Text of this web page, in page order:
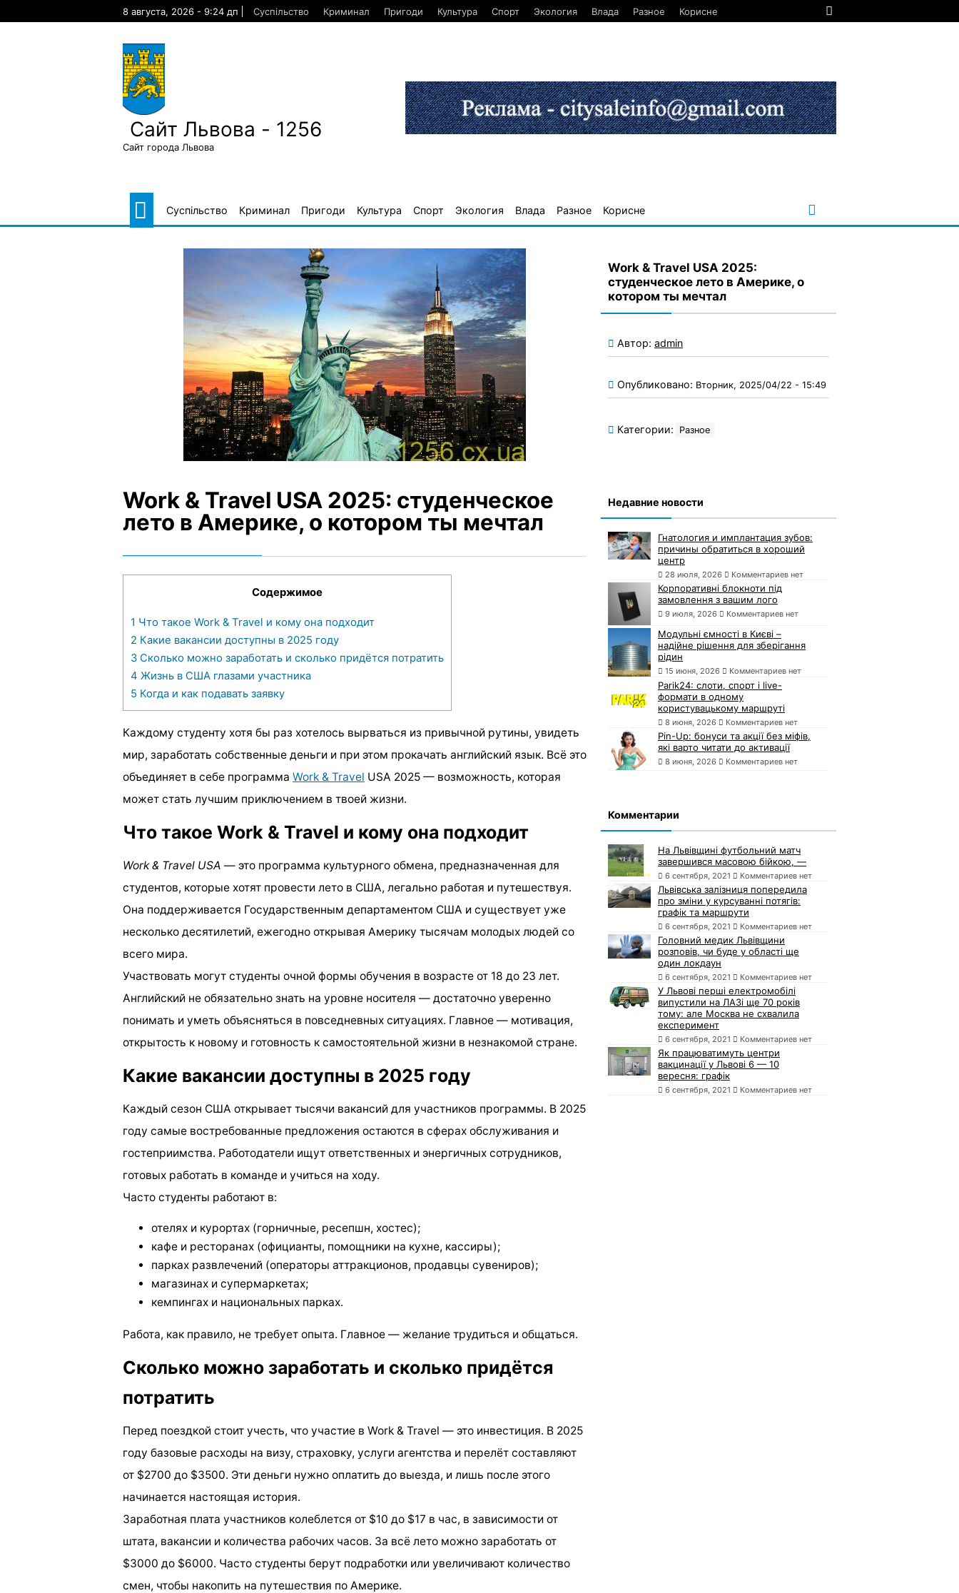
8 августа, 2026 - 9:24 дп Суспільство Криминал Пригоди Культура Спорт Экология Влада Разное Корисне
Сайт Львова - 1256
Сайт города Львова
Суспільство Криминал Пригоди Культура Спорт Экология Влада Разное Корисне
Work & Travel USA 2025: студенческое
лето в Америке, о котором ты мечтал
Содержимое
1 Что такое Work & Travel и кому она подходит
2 Какие вакансии доступны в 2025 году
3 Сколько можно заработать и сколько придётся потратить
4 Жизнь в США глазами участника
5 Когда и как подавать заявку
Каждому студенту хотя бы раз хотелось вырваться из привычной рутины, увидеть
мир, заработать собственные деньги и при этом прокачать английский язык. Всё это
объединяет в себе программа Work & Travel USA 2025 — возможность, которая
может стать лучшим приключением в твоей жизни.
Что такое Work & Travel и кому она подходит
Work & Travel USA — это программа культурного обмена, предназначенная для
студентов, которые хотят провести лето в США, легально работая и путешествуя.
Она поддерживается Государственным департаментом США и существует уже
несколько десятилетий, ежегодно открывая Америку тысячам молодых людей со
всего мира.
Участвовать могут студенты очной формы обучения в возрасте от 18 до 23 лет.
Английский не обязательно знать на уровне носителя — достаточно уверенно
понимать и уметь объясняться в повседневных ситуациях. Главное — мотивация,
открытость к новому и готовность к самостоятельной жизни в незнакомой стране.
Какие вакансии доступны в 2025 году
Каждый сезон США открывает тысячи вакансий для участников программы. В 2025
году самые востребованные предложения остаются в сферах обслуживания и
гостеприимства. Работодатели ищут ответственных и энергичных сотрудников,
готовых работать в команде и учиться на ходу.
Часто студенты работают в:
отелях и курортах (горничные, ресепшн, хостес);
кафе и ресторанах (официанты, помощники на кухне, кассиры);
парках развлечений (операторы аттракционов, продавцы сувениров);
магазинах и супермаркетах;
кемпингах и национальных парках.
Работа, как правило, не требует опыта. Главное — желание трудиться и общаться.
Сколько можно заработать и сколько придётся
потратить
Перед поездкой стоит учесть, что участие в Work & Travel — это инвестиция. В 2025
году базовые расходы на визу, страховку, услуги агентства и перелёт составляют
от $2700 до $3500. Эти деньги нужно оплатить до выезда, и лишь после этого
начинается настоящая история.
Заработная плата участников колеблется от $10 до $17 в час, в зависимости от
штата, вакансии и количества рабочих часов. За всё лето можно заработать от
$3000 до $6000. Часто студенты берут подработки или увеличивают количество
смен, чтобы накопить на путешествия по Америке.
Work & Travel USA 2025:
студенческое лето в Америке, о
котором ты мечтал
Автор: admin
Опубликовано: Вторник, 2025/04/22 - 15:49
Категории: Разное
Недавние новости
Гнатология и имплантация зубов:
причины обратиться в хороший
центр
28 июля, 2026 Комментариев нет
Корпоративні блокноти під
замовлення з вашим лого
9 июля, 2026 Комментариев нет
Модульні ємності в Києві –
надійне рішення для зберігання
рідин
15 июня, 2026 Комментариев нет
Parik24: слоти, спорт і live-
формати в одному
користувацькому маршруті
8 июня, 2026 Комментариев нет
Pin-Up: бонуси та акції без міфів,
які варто читати до активації
8 июня, 2026 Комментариев нет
Комментарии
На Львівщині футбольний матч
завершився масовою бійкою, —
6 сентября, 2021 Комментариев нет
Львівська залізниця попередила
про зміни у курсуванні потягів:
графік та маршрути
6 сентября, 2021 Комментариев нет
Головний медик Львівщини
розповів, чи буде у області ще
один локдаун
6 сентября, 2021 Комментариев нет
У Львові перші електромобілі
випустили на ЛАЗі ще 70 років
тому: але Москва не схвалила
експеримент
6 сентября, 2021 Комментариев нет
Як працюватимуть центри
вакцинації у Львові 6 — 10
вересня: графік
6 сентября, 2021 Комментариев нет